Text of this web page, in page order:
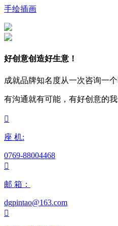
手绘插画
好创意创造好生意！
成就品牌知名度从一次咨询一个
有沟通就有可能，有好创意的

座 机:
0769-88004468

邮 箱：
dgpintao@163.com
